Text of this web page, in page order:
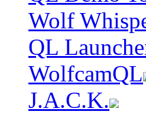
Wolf
QL
WolfcamQL
J.A.C.K.